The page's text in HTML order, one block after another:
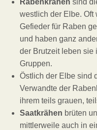
westlich der Elbe. Oft
Gefieder für Raben
und haben ganz
der Brutzeit leben sie
Gruppen.
Östlich der Elbe sind
Verwandte der
ihrem teils grauen,
Saatkrähen brüten
mittlerweile auch in